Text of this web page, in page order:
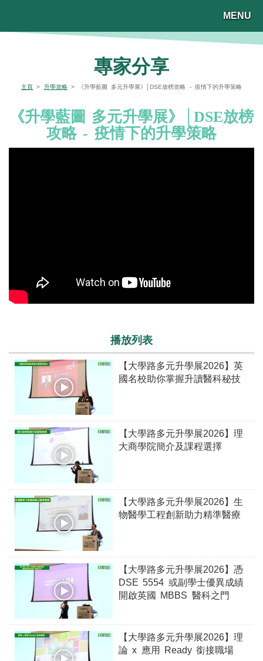
MENU
專家分享
主頁 > 升學攻略> 《升學藍圖 多元升學展》│DSE放榜攻略 - 疫情下的升學策略
《升學藍圖 多元升學展》│DSE放榜
攻略 - 疫情下的升學策略
播放列表
【大學路多元升學展2026】英
國名校助你掌握升讀醫科秘技
【大學路多元升學展2026】理
大商學院簡介及課程選擇
【大學路多元升學展2026】生
物醫學工程創新助力精準醫療
【大學路多元升學展2026】憑
DSE 5554 或副學士優異成績
開啟英國 MBBS 醫科之門
【大學路多元升學展2026】理
論 x 應用 Ready 銜接職場